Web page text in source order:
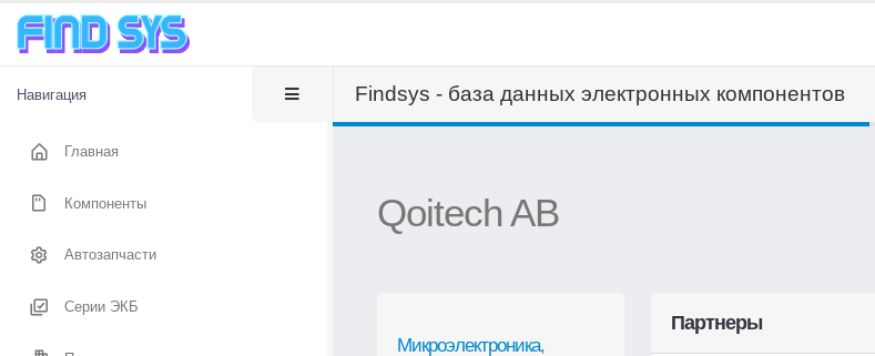
Навигация
Главная
Компоненты
Автозапчасти
Серии ЭКБ
Findsys - база данных электронных компонентов
Qoitech AB
Микроэлектроника,
Партнеры